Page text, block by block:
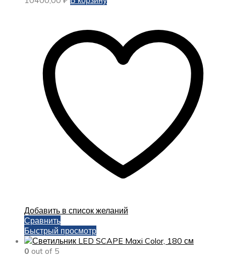
Добавить в список желаний
Сравнить
Быстрый просмотр
0 out of 5